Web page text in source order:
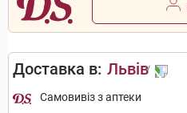
Доставка в: Львів
Самовивіз з аптеки